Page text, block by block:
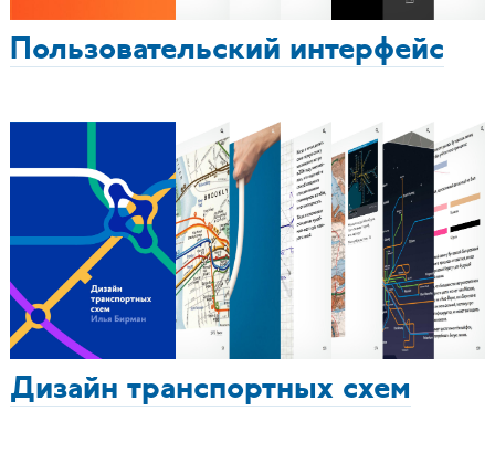
Пользовательский интерфейс
Дизайн транспортных схем